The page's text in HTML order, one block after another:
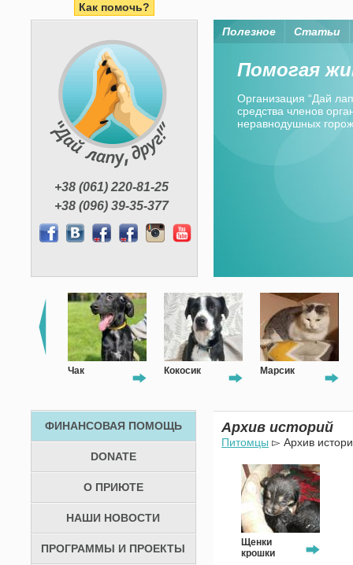
Как помочь?
+38 (061) 220-81-25
+38 (096) 39-35-377
Полезное Статьи
Помогая
Организация “Дай
средства членов
неравнодушных
Чак Кокосик Марсик
ФИНАНСОВАЯ ПОМОЩЬ
DONATE
О ПРИЮТЕ
НАШИ НОВОСТИ
ПРОГРАММЫ И ПРОЕКТЫ
Архив историй
Питомцы ▻ Архив
Щенки
крошки